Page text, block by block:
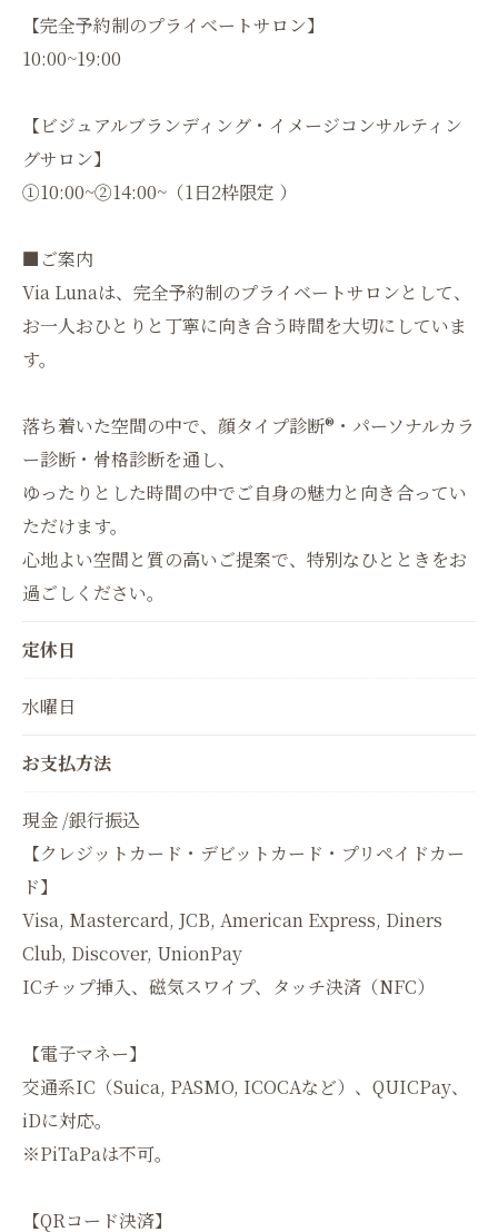
【完全予約制のプライベートサロン】
10:00~19:00
【ビジュアルブランディング・イメージコンサルティン
グサロン】
①10:00~②14:00~（1日2枠限定 ）
■ご案内
Via Lunaは、完全予約制のプライベートサロンとして、
お一人おひとりと丁寧に向き合う時間を大切にしていま
す。
落ち着いた空間の中で、顔タイプ診断®︎・パーソナルカラ
ー診断・骨格診断を通し、
ゆったりとした時間の中でご自身の魅力と向き合ってい
ただけます。
心地よい空間と質の高いご提案で、特別なひとときをお
過ごしください。
定休日
水曜日
お支払方法
現金 /銀行振込
【クレジットカード・デビットカード・プリペイドカー
ド】
Visa, Mastercard, JCB, American Express, Diners
Club, Discover, UnionPay
ICチップ挿入、磁気スワイプ、タッチ決済（NFC）
【電子マネー】
交通系IC（Suica, PASMO, ICOCAなど）、QUICPay、
iDに対応。
※PiTaPaは不可。
【QRコード決済】